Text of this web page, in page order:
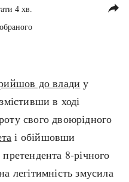
ЗНО
Темні віки
Нова історія
4 хв.
reply
до влади у
в ході
свого двоюрідного
і обійшовши
8-річного
легітимність змусила